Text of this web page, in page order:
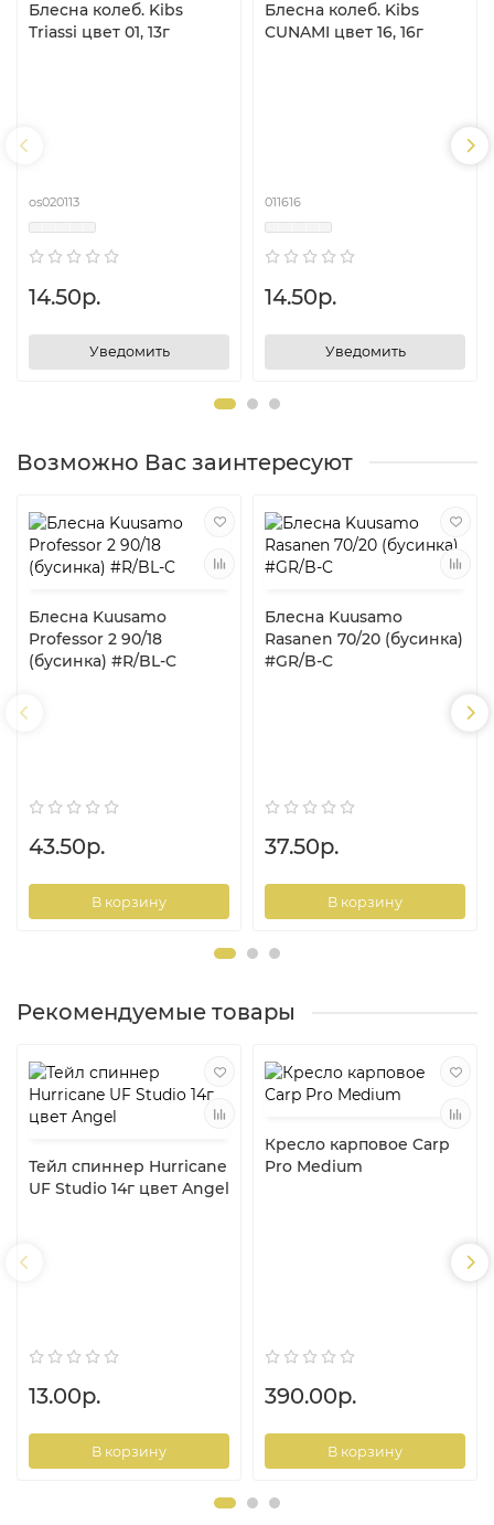
Блесна колеб. Kibs
Triassi цвет 01, 13г
os020113
14.50р.
Уведомить
Блесна колеб. Kibs
CUNAMI цвет 16, 16г
011616
14.50р.
Уведомить
Возможно Вас заинтересуют
Блесна Kuusamo
Professor 2 90/18
(бусинка) #R/BL-C
43.50р.
В корзину
Блесна Kuusamo
Rasanen 70/20 (бусинка)
#GR/B-C
37.50р.
В корзину
Рекомендуемые товары
Тейл спиннер Hurricane
UF Studio 14г цвет Angel
13.00р.
В корзину
Кресло карповое Carp
Pro Medium
390.00р.
В корзину